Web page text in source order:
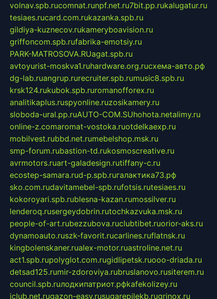
volnav.spb.rucomnat.runpf.net.ru7bit.pp.rukalugatur.ru
tesiaes.rucard.com.rukazanka.spb.ru
gildiya-kuznecov.rukameryboavision.ru
griffoncom.spb.rufabrika-emotsiy.ru
PARK-MATROSOVA.RUagat.spb.ru
avtoyurist-moskva1.ruhardware.org.ruсхема-авто.рф
dg-lab.ruangrup.rurecruiter.spb.rumusic8.spb.ru
krsk124.rukubok.spb.ruromanofforex.ru
analitikaplus.ruspyonline.ruzosikamery.ru
sloboda-ural.pp.ruAUTO-COM.SUhohota.netalimy.ru
online-z.comaromat-vostoka.ruotdelkaexp.ru
mobilvest.rubbd.net.rumebelshop.msk.ru
smp-forum.rubastion-td.rukosmoscreative.ru
avrmotors.ruart-galadesign.rutiffany-c.ru
ecostep-samara.rud-p.spb.ruгалактика73.рф
sko.com.rudavitamebel-spb.rufotsis.rutesiaes.ru
kokoroyari.spb.rublesna-kazan.rumossilver.ru
lenderoq.rusergeydobrin.rutochkazvuka.msk.ru
people-of-art.rubezzubova.ruclubtibet.ruorior-aks.ru
dynamoauto.ruszk-favorit.rucarlines.ruflatnsk.ru
kingbolenskaner.rualex-motor.ruastroline.net.ru
act1.spb.rupolyglot.com.rugidlipetsk.ruooo-driada.ru
detsad125.rumir-zdoroviya.rubruslanovo.rusiterem.ru
council.spb.ruлодкипатриот.рфkafekolizey.ru
iclub.net.rugazon-easy.rusugarepilekb.rugrinox.ru